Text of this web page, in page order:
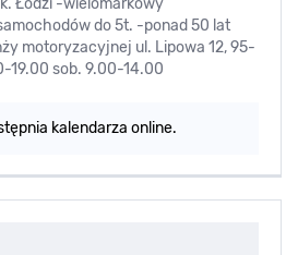
do 5t. -ponad 50 lat
motoryzacyjnej ul. Lipowa 12, 95-
19.00 sob. 9.00-14.00
kalendarza online.